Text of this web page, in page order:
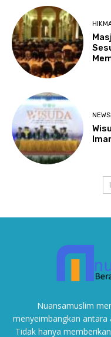
NEWS
Nuansamuslim
menyeimbangkan antara
Tidak hanya